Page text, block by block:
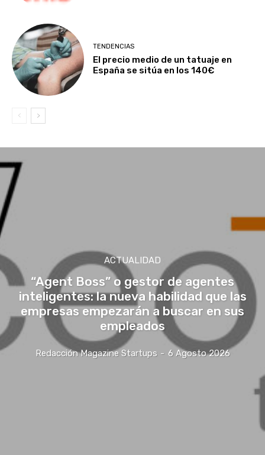
TENDENCIAS
El precio medio de un tatuaje en
España se sitúa en los 140€
ACTUALIDAD
“Agent Boss” o gestor de agentes
inteligentes: la nueva habilidad que las
empresas empezarán a buscar en sus
empleados
Redacción Magazine Startups - 6 Agosto 2026